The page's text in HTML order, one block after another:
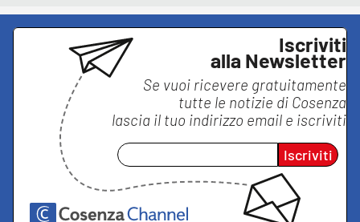
Iscriviti
alla Newsletter
Se vuoi ricevere gratuitamente
tutte le notizie di Cosenza
lascia il tuo indirizzo email e iscriviti
Iscriviti